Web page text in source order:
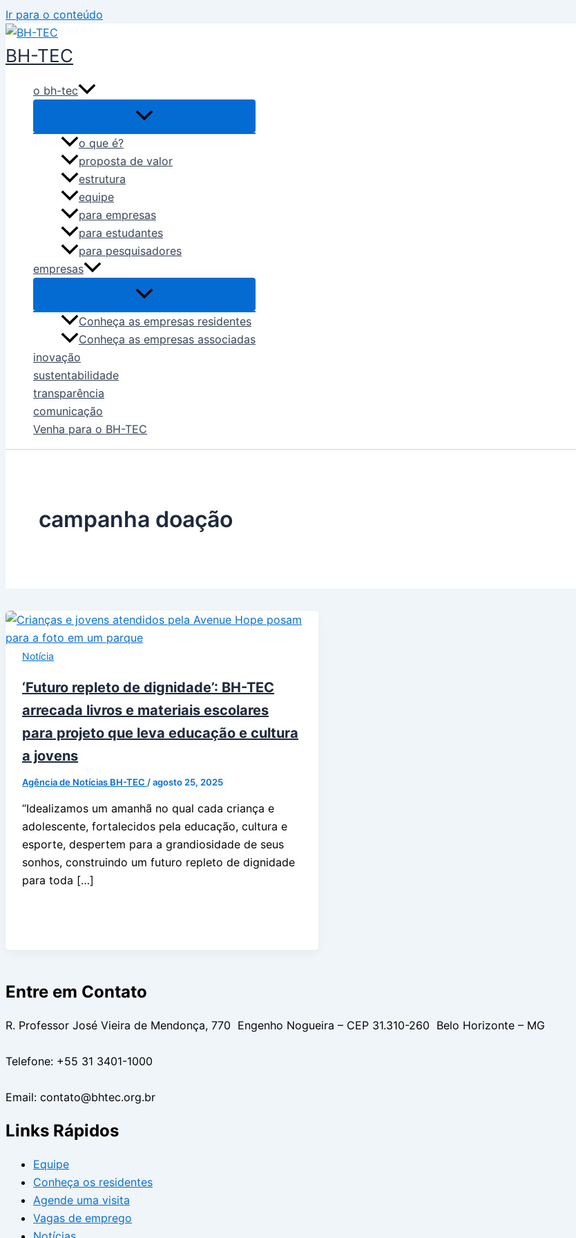
Ir para o conteúdo
BH-TEC
o bh-tec
o que é?
proposta de valor
estrutura
equipe
para empresas
para estudantes
para pesquisadores
empresas
Conheça as empresas residentes
Conheça as empresas associadas
inovação
sustentabilidade
transparência
comunicação
Venha para o BH-TEC
campanha doação
Notícia
‘Futuro repleto de dignidade’: BH-TEC
arrecada livros e materiais escolares
para projeto que leva educação e cultura
a jovens
Agência de Notícias BH-TEC /agosto 25, 2025
“Idealizamos um amanhã no qual cada criança e
adolescente, fortalecidos pela educação, cultura e
esporte, despertem para a grandiosidade de seus
sonhos, construindo um futuro repleto de dignidade
para toda […]
Entre em Contato
R. Professor José Vieira de Mendonça, 770 Engenho Nogueira – CEP 31.310-260 Belo Horizonte – MG
Telefone: +55 31 3401-1000
Email: contato@bhtec.org.br
Links Rápidos
Equipe
Conheça os residentes
Agende uma visita
Vagas de emprego